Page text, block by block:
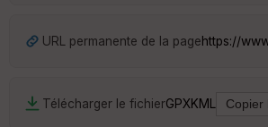
URL permanente de la pagehttps://
Télécharger le fichierGPXKML